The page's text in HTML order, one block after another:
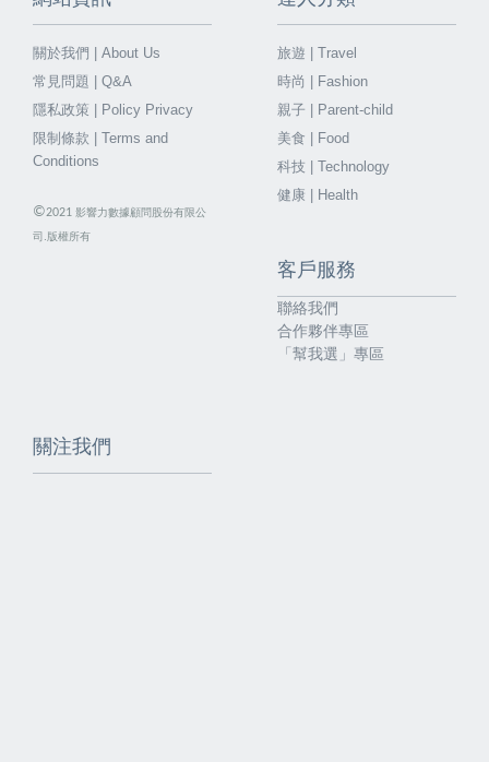
關於我們 | About Us
常見問題 | Q&A
隱私政策 | Policy Privacy
限制條款 | Terms and
Conditions
©2021 影響力數據顧問股份有限公
司.版權所有
旅遊 | Travel
時尚 | Fashion
親子 | Parent-child
美食 | Food
科技 | Technology
健康 | Health
客戶服務
聯絡我們
合作夥伴專區
「幫我選」專區
關注我們